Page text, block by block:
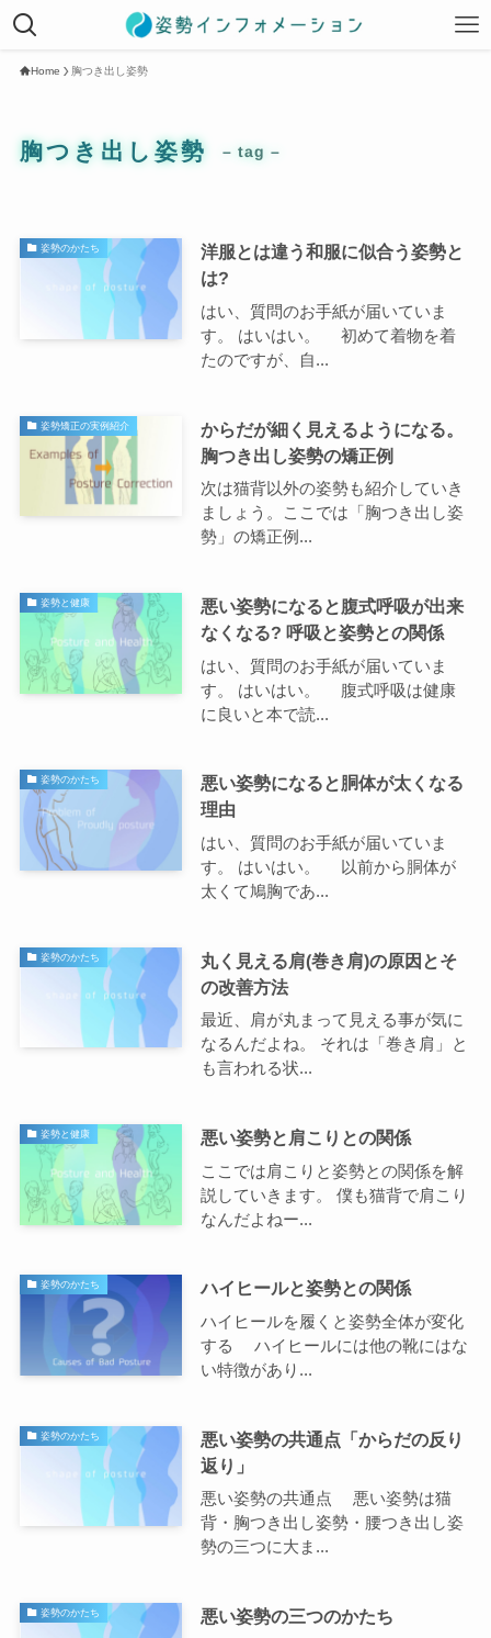
Home 胸つき出し姿勢
胸つき出し姿勢 – tag –
姿勢のかたち 洋服とは違う和服に似合う姿勢と
は?
はい、質問のお手紙が届いていま
す。 はいはい。 初めて着物を着
たのですが、自...
姿勢矯正の実例紹介 からだが細く見えるようになる。
胸つき出し姿勢の矯正例
次は猫背以外の姿勢も紹介していき
ましょう。ここでは「胸つき出し姿
勢」の矯正例...
姿勢と健康 悪い姿勢になると腹式呼吸が出来
なくなる? 呼吸と姿勢との関係
はい、質問のお手紙が届いていま
す。 はいはい。 腹式呼吸は健康
に良いと本で読...
姿勢のかたち 悪い姿勢になると胴体が太くなる
理由
はい、質問のお手紙が届いていま
す。 はいはい。 以前から胴体が
太くて鳩胸であ...
姿勢のかたち 丸く見える肩(巻き肩)の原因とそ
の改善方法
最近、肩が丸まって見える事が気に
なるんだよね。 それは「巻き肩」と
も言われる状...
姿勢と健康 悪い姿勢と肩こりとの関係
ここでは肩こりと姿勢との関係を解
説していきます。 僕も猫背で肩こり
なんだよねー...
姿勢のかたち ハイヒールと姿勢との関係
ハイヒールを履くと姿勢全体が変化
する ハイヒールには他の靴にはな
い特徴があり...
姿勢のかたち 悪い姿勢の共通点「からだの反り
返り」
悪い姿勢の共通点 悪い姿勢は猫
背・胸つき出し姿勢・腰つき出し姿
勢の三つに大ま...
姿勢のかたち 悪い姿勢の三つのかたち